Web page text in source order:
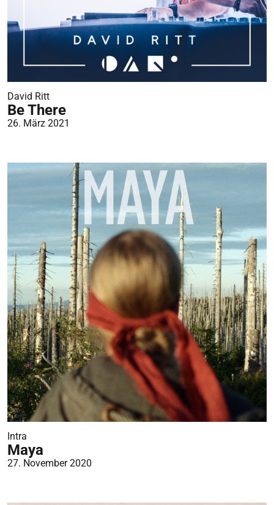
David Ritt
Be There
26. März 2021
Intra
Maya
27. November 2020